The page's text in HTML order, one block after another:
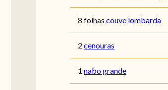
8 folhas couve lombarda
2 cenouras
1 nabo grande